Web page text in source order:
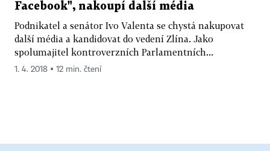
Facebook", nakoupí další média
Podnikatel a senátor Ivo Valenta se chystá nakupovat
další média a kandidovat do vedení Zlína. Jako
spolumajitel kontroverzních Parlamentních...
1. 4. 2018 ▪ 12 min. čtení